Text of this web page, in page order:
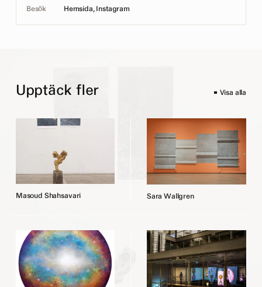
Besök
Hemsida, Instagram
Upptäck fler Visa alla
Masoud Shahsavari Sara Wallgren